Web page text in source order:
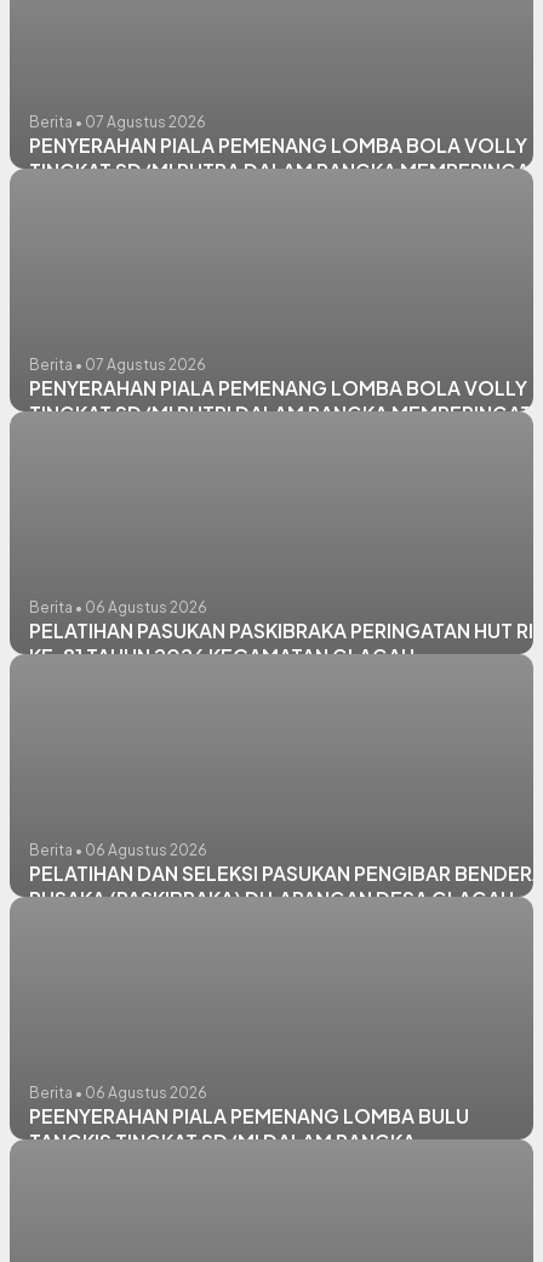
Berita • 07 Agustus 2026
PENYERAHAN PIALA PEMENANG LOMBA BOLA VOLLY
TINGKAT SD/MI PUTRA DALAM RANGKA
Berita • 07 Agustus 2026
PENYERAHAN PIALA PEMENANG LOMBA BOLA VOLLY
TINGKAT SD/MI PUTRI DALAM RANGKA MEMPERINGATI
Berita • 06 Agustus 2026
PELATIHAN PASUKAN PASKIBRAKA PERINGATAN HUT RI
KE-81 TAHUN 2026 KECAMATAN GLAGAH
Berita • 06 Agustus 2026
PELATIHAN DAN SELEKSI PASUKAN PENGIBAR
PUSAKA (PASKIBRAKA) DI LAPANGAN DESA GLAGAH
Berita • 06 Agustus 2026
PEENYERAHAN PIALA PEMENANG LOMBA BULU
TANGKIS TINGKAT SD/MI DALAM RANGKA